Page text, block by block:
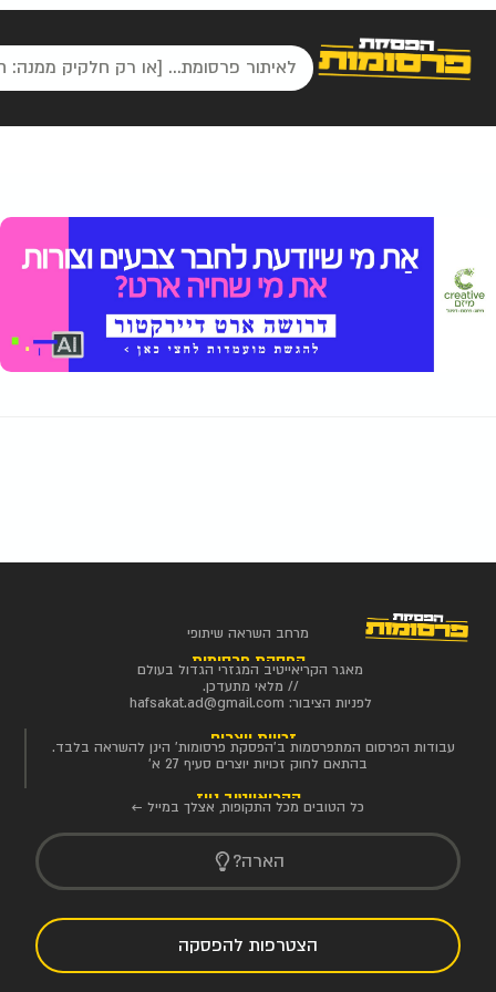
מרחב השראה שיתופי
הפסקת פרסומות
מאגר הקריאייטיב המגזרי הגדול בעולם
// מלאי מתעדכן.
לפניות הציבור: hafsakat.ad@gmail.com
זכויות יוצרים
עבודות הפרסום המתפרסמות ב'הפסקת פרסומות' הינן להשראה בלבד.
בהתאם לחוק זכויות יוצרים סעיף 27 א'
הקריאייטיב ניוז
כל הטובים מכל התקופות, אצלך במייל ←
הארה?
הצטרפות להפסקה